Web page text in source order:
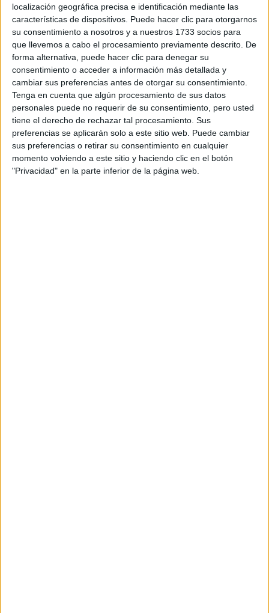
localización geográfica precisa e identificación mediante las
características de dispositivos. Puede hacer clic para otorgarnos
su consentimiento a nosotros y a nuestros 1733 socios para
que llevemos a cabo el procesamiento previamente descrito. De
forma alternativa, puede hacer clic para denegar su
consentimiento o acceder a información más detallada y
cambiar sus preferencias antes de otorgar su consentimiento.
Tenga en cuenta que algún procesamiento de sus datos
personales puede no requerir de su consentimiento, pero usted
tiene el derecho de rechazar tal procesamiento. Sus
preferencias se aplicarán solo a este sitio web. Puede cambiar
sus preferencias o retirar su consentimiento en cualquier
momento volviendo a este sitio y haciendo clic en el botón
"Privacidad" en la parte inferior de la página web.
Circuitos
F1
Fórmula E
F2 / F3 / F4
Resistencia
Indycar
Otros
Producto
Producto
Web pensada para poder ofrecer diferentes
productos propios y ajenos para que los